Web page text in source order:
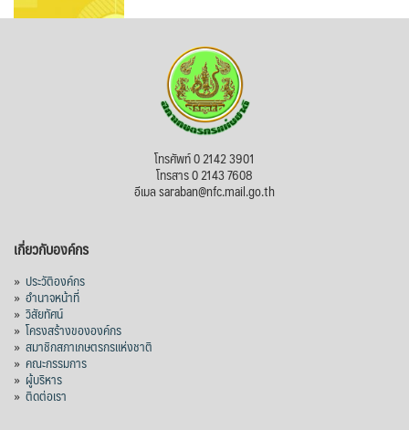
โทรศัพท์ 0 2142 3901
โทรสาร 0 2143 7608
อีเมล saraban@nfc.mail.go.th
เกี่ยวกับองค์กร
» ประวัติองค์กร
» อำนาจหน้าที่
» วิสัยทัศน์
» โครงสร้างขององค์กร
» สมาชิกสภาเกษตรกรแห่งชาติ
» คณะกรรมการ
» ผู้บริหาร
» ติดต่อเรา